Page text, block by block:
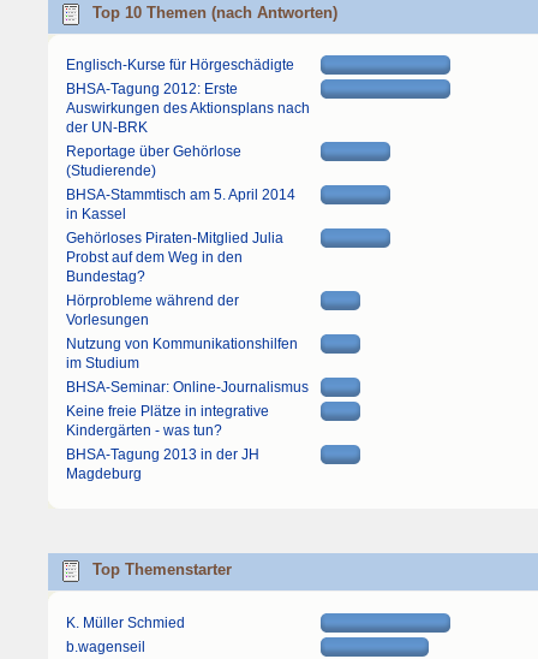
Top 10 Themen (nach Antworten)
Englisch-Kurse für Hörgeschädigte
BHSA-Tagung 2012: Erste
Auswirkungen des Aktionsplans nach
der UN-BRK
Reportage über Gehörlose
(Studierende)
BHSA-Stammtisch am 5. April 2014
in Kassel
Gehörloses Piraten-Mitglied Julia
Probst auf dem Weg in den
Bundestag?
Hörprobleme während der
Vorlesungen
Nutzung von Kommunikationshilfen
im Studium
BHSA-Seminar: Online-Journalismus
Keine freie Plätze in integrative
Kindergärten - was tun?
BHSA-Tagung 2013 in der JH
Magdeburg
Top Themenstarter
K. Müller Schmied
b.wagenseil